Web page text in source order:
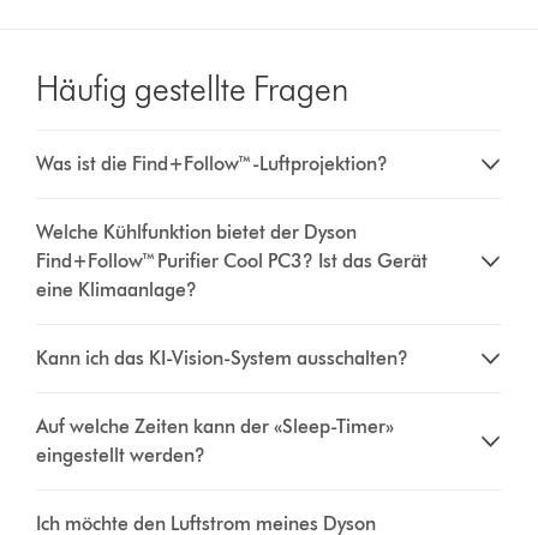
Häufig gestellte Fragen
Was ist die Find+Follow™-Luftprojektion?
Welche Kühlfunktion bietet der Dyson
Find+Follow™ Purifier Cool PC3? Ist das Gerät
eine Klimaanlage?
Kann ich das KI-Vision-System ausschalten?
Auf welche Zeiten kann der «Sleep-Timer»
eingestellt werden?
Ich möchte den Luftstrom meines Dyson